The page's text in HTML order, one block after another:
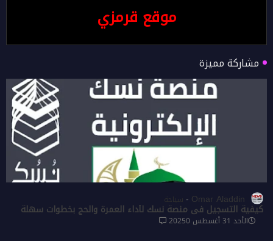
موقع قرمزي
مشاركة مميزة
Omar Aladdin سياحة
كيفية التسجيل في منصة نسك لأداء العمرة والحج بخطوات سهلة
الأحد 31 أغسطس 2025 0